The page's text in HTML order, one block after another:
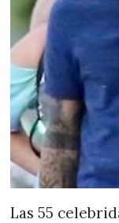
Las 55